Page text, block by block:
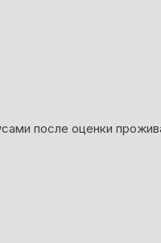
после оценки